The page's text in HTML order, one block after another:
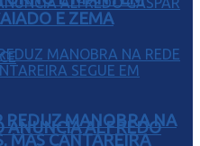
ANUNCIA ALFREDO
E ZEMA
REDUZ MANOBRA NA
MAS CANTAREIRA